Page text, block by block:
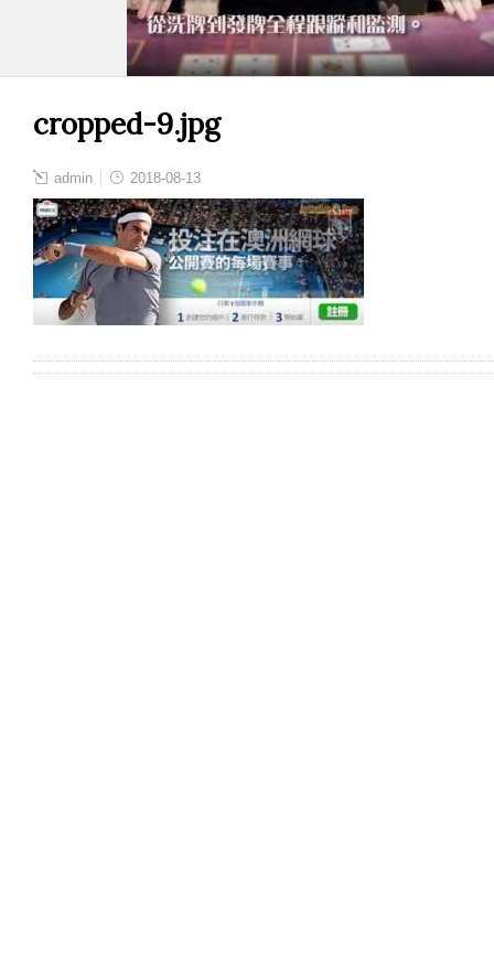
cropped-9.jpg
admin 2018-08-13